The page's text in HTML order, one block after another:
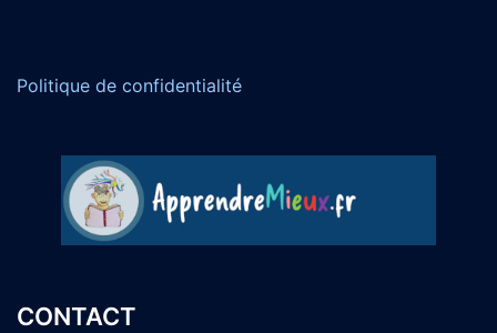
Politique de confidentialité
CONTACT